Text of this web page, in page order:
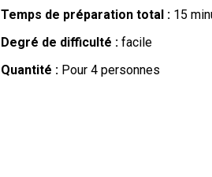
Temps de préparation total : 15
Degré de difficulté : facile
Quantité : Pour 4 personnes